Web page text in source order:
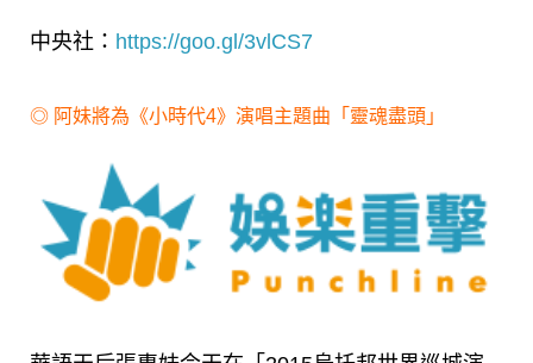
中央社： https://goo.gl/3vlCS7
◎ 阿妹將為《小時代4》演唱主題曲「靈魂盡頭」